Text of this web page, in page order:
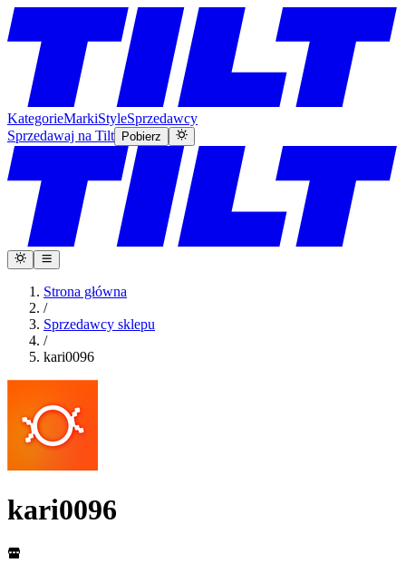
KategorieMarkiStyleSprzedawcy
Sprzedawaj na Tilt
Pobierz
Strona główna
/
Sprzedawcy sklepu
/
kari0096
kari0096